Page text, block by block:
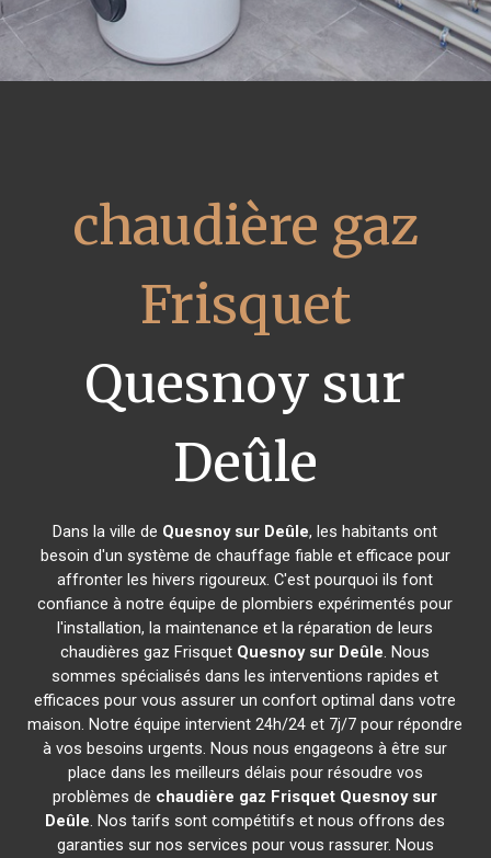
chaudière gaz
Frisquet
Quesnoy sur
Deûle
Dans la ville de Quesnoy sur Deûle, les habitants ont
besoin d'un système de chauffage fiable et efficace pour
affronter les hivers rigoureux. C'est pourquoi ils font
confiance à notre équipe de plombiers expérimentés pour
l'installation, la maintenance et la réparation de leurs
chaudières gaz Frisquet Quesnoy sur Deûle. Nous
sommes spécialisés dans les interventions rapides et
efficaces pour vous assurer un confort optimal dans votre
maison. Notre équipe intervient 24h/24 et 7j/7 pour répondre
à vos besoins urgents. Nous nous engageons à être sur
place dans les meilleurs délais pour résoudre vos
problèmes de chaudière gaz Frisquet Quesnoy sur
Deûle. Nos tarifs sont compétitifs et nous offrons des
garanties sur nos services pour vous rassurer. Nous